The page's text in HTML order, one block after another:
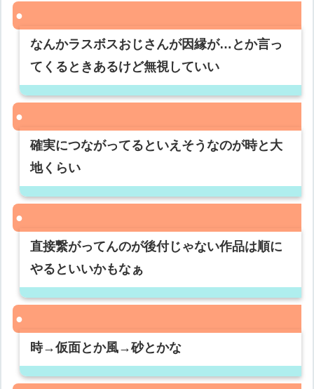
なんかラスボスおじさんが因縁が…とか言っ
てくるときあるけど無視していい
確実につながってるといえそうなのが時と大
地くらい
直接繋がってんのが後付じゃない作品は順に
やるといいかもなぁ
時→仮面とか風→砂とかな